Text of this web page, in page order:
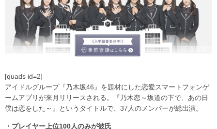
[quads id=2]
アイドルグループ『乃木坂46』を題材にした恋愛スマートフォンゲ
ームアプリが来月リリースされる。『乃木恋～坂道の下で、あの日
僕は恋をした～』というタイトルで、37人のメンバーが総出演。
・プレイヤー上位100人のみが彼氏